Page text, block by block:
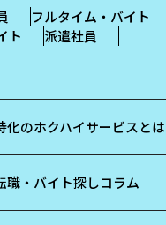
フルタイム・バイト
ト
派遣社員
化のホクハイサービスとは
職・バイト探しコラム